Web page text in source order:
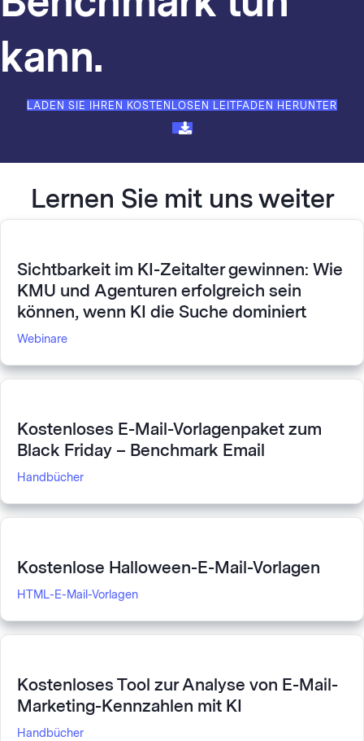
kann.
LADEN SIE IHREN KOSTENLOSEN LEITFADEN HERUNTER
Lernen Sie mit uns weiter
Sichtbarkeit im KI-Zeitalter gewinnen: Wie
KMU und Agenturen erfolgreich sein
können, wenn KI die Suche dominiert
Webinare
Kostenloses E-Mail-Vorlagenpaket zum
Black Friday – Benchmark Email
Handbücher
Kostenlose Halloween-E-Mail-Vorlagen
HTML-E-Mail-Vorlagen
Kostenloses Tool zur Analyse von E-Mail-
Marketing-Kennzahlen mit KI
Handbücher